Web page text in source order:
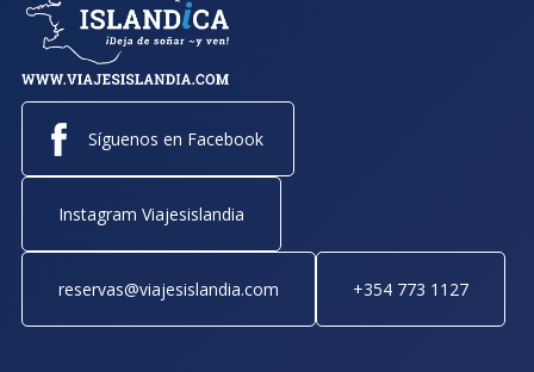
Síguenos en Facebook
Instagram Viajesislandia
reservas@viajesislandia.com +354 773 1127